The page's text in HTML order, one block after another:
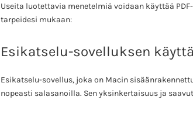
Useita luotettavia menetelmiä voidaan käyttää
tarpeidesi mukaan:
Esikatselu-sovelluksen
Esikatselu-sovellus, joka on Macin
nopeasti salasanoilla. Sen yksinkertaisuus ja